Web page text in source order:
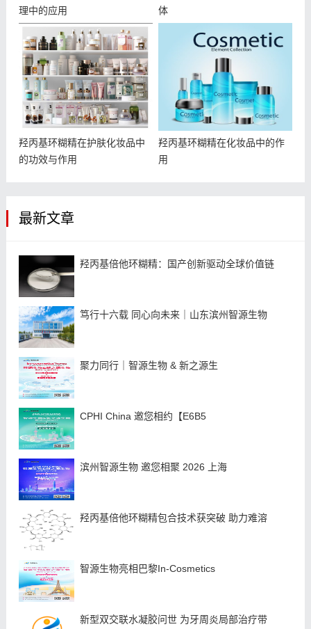
理中的应用
体
羟丙基环糊精在护肤化妆品中
的功效与作用
羟丙基环糊精在化妆品中的作
用
最新文章
羟丙基倍他环糊精：国产创新驱动全球价值链
笃行十六载 同心向未来｜山东滨州智源生物
聚力同行｜智源生物 & 新之源生
CPHI China 邀您相约【E6B5
滨州智源生物 邀您相聚 2026 上海
羟丙基倍他环糊精包合技术获突破 助力难溶
智源生物亮相巴黎In-Cosmetics
新型双交联水凝胶问世 为牙周炎局部治疗带